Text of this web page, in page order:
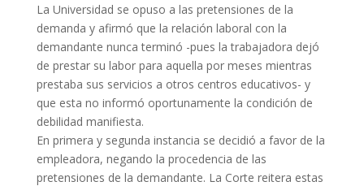
La Universidad se opuso a las pretensiones de la
demanda y afirmó que la relación laboral con la
demandante nunca terminó -pues la trabajadora dejó
de prestar su labor para aquella por meses mientras
prestaba sus servicios a otros centros educativos- y
que esta no informó oportunamente la condición de
debilidad manifiesta.
En primera y segunda instancia se decidió a favor de la
empleadora, negando la procedencia de las
pretensiones de la demandante. La Corte reitera estas